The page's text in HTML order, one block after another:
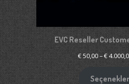
EVC Reseller
€50,00–€
Seçenekler